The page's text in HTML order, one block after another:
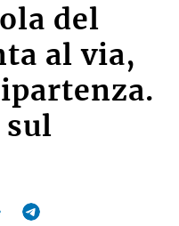
del
al via,
sul